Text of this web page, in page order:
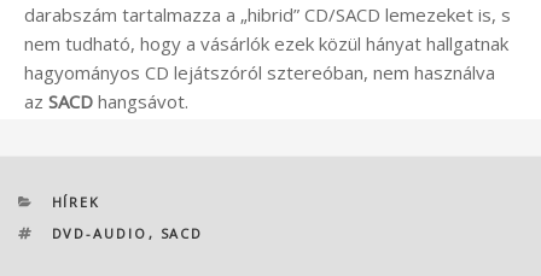
darabszám tartalmazza a „hibrid” CD/SACD lemezeket is, s
nem tudható, hogy a vásárlók ezek közül hányat hallgatnak
hagyományos CD lejátszóról sztereóban, nem használva
az SACD hangsávot.
KATEGÓRIÁK
HÍREK
CÍMKÉK
DVD-AUDIO , SACD